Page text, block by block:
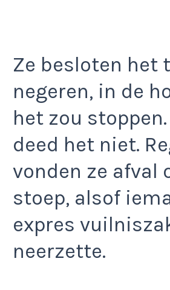
Ze besloten het
negeren, in de
het zou
deed het niet.
vonden ze afval
stoep, alsof
expres
neerzette.